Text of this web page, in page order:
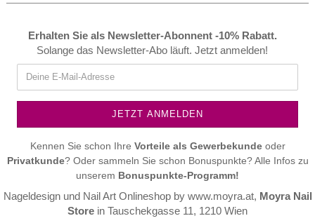
Erhalten Sie als Newsletter-Abonnent -10% Rabatt.
Solange das Newsletter-Abo läuft. Jetzt anmelden!
Kennen Sie schon Ihre Vorteile als Gewerbekundeoder
Privatkunde? Oder sammeln Sie schon Bonuspunkte? Alle Infos zu
unserem Bonuspunkte-Programm!
Nageldesign und Nail Art Onlineshop by www.moyra.at, Moyra Nail
Store in Tauschekgasse 11, 1210 Wien